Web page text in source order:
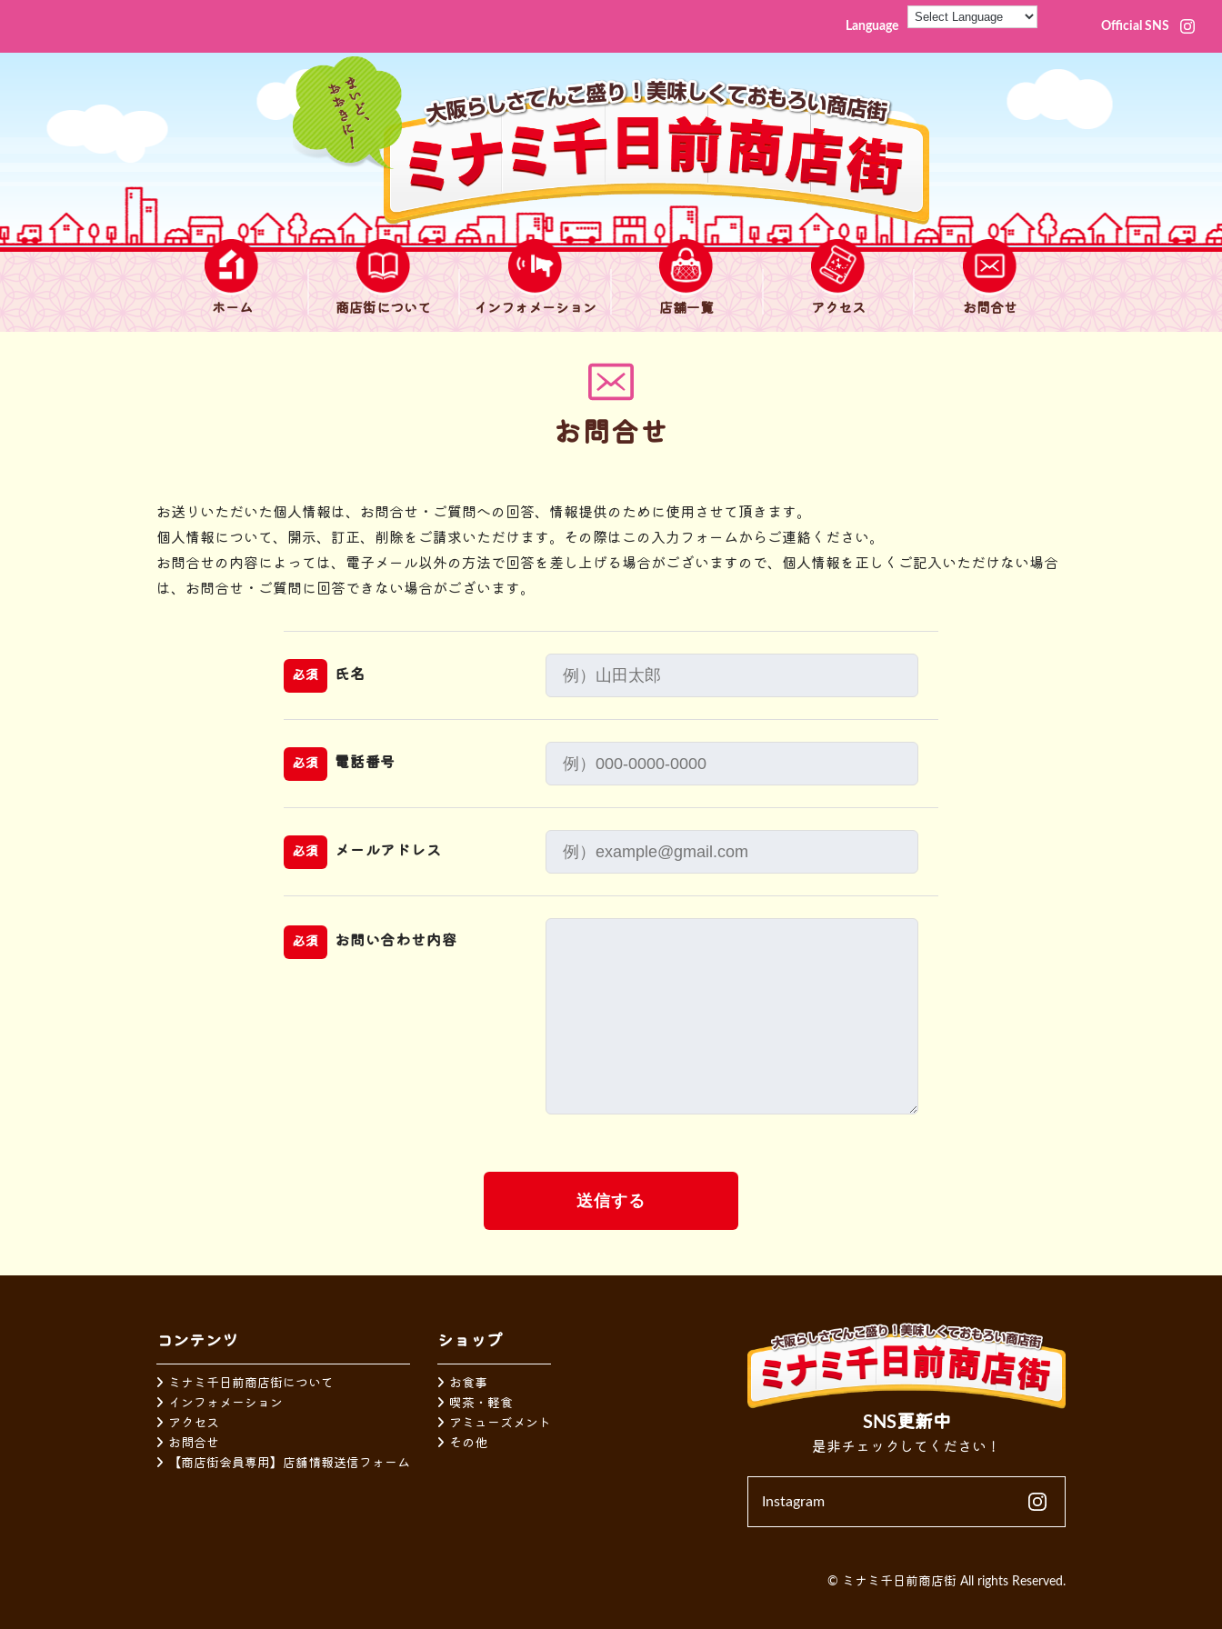
Language Official SNS
ホーム 商店街について インフォメーション 店舗一覧 アクセス お問合せ
お問合せ
お送りいただいた個人情報は、お問合せ・ご質問への回答、情報提供のために使用させて頂きます。
個人情報について、開示、訂正、削除をご請求いただけます。その際はこの入力フォームからご連絡ください。
お問合せの内容によっては、電子メール以外の方法で回答を差し上げる場合がございますので、個人情報を正しくご記入いただけない場合
は、お問合せ・ご質問に回答できない場合がございます。
必須 氏名
必須 電話番号
必須 メールアドレス
必須 お問い合わせ内容
コンテンツ
ミナミ千日前商店街について
インフォメーション
アクセス
お問合せ
【商店街会員専用】店舗情報送信フォーム
ショップ
お食事
喫茶・軽食
アミューズメント
その他
SNS更新中
是非チェックしてください！
Instagram
© ミナミ千日前商店街 All rights Reserved.